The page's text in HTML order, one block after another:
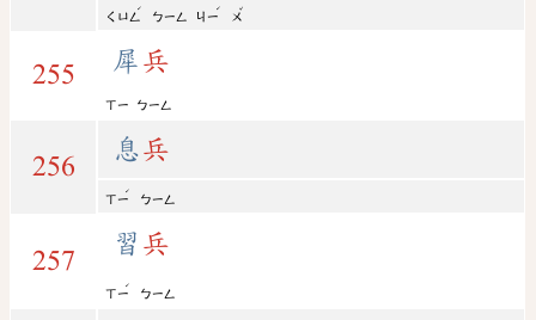
ㄑㄩㄥ
ˊ
ㄅㄧㄥ ㄐㄧ
ˊ
ㄨ
ˇ
255 犀 兵
ㄒㄧ ㄅㄧㄥ
256
息兵
ㄒㄧ
ˊ
ㄅㄧㄥ
257
習 兵
ㄒㄧ
ˊ
ㄅㄧㄥ